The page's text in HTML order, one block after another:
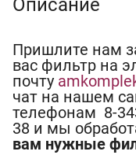
Описание
Пришлите нам
вас фильтр на
почту
чат на нашем
телефонам 8-
38 и мы
вам нужные